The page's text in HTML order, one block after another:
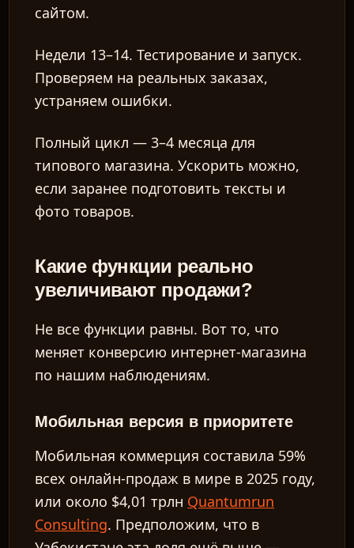
сайтом.
Недели 13–14. Тестирование и запуск.
Проверяем на реальных заказах,
устраняем ошибки.
Полный цикл — 3–4 месяца для
типового магазина. Ускорить можно,
если заранее подготовить тексты и
фото товаров.
Какие функции реально
увеличивают продажи?
Не все функции равны. Вот то, что
меняет конверсию интернет-магазина
по нашим наблюдениям.
Мобильная версия в приоритете
Мобильная коммерция составила 59%
всех онлайн-продаж в мире в 2025 году,
или около $4,01 трлн Quantumrun
Consulting. Предположим, что в